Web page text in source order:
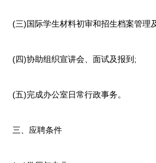
(三)国际学生材料初审和招生档案管理
(四)协助组织宣讲会、面试及报到;
(五)完成办公室日常行政事务。
三、应聘条件